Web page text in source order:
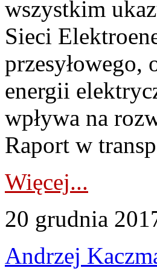
wszystkim
Sieci
przesyłowego,
energii
wpływa na
Raport w
Więcej...
20 grudnia
Andrzej